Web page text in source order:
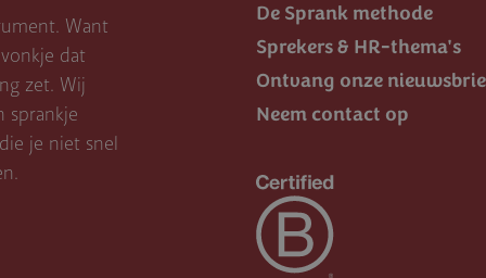
Want
dat
zet. Wij
sprankje
je niet snel
De Sprank methode
Sprekers & HR-thema's
Ontvang onze
Neem contact op